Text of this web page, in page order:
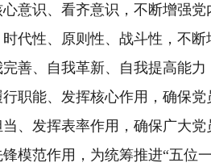
心意识、看齐意识，不断增强党
代性、原则性、战斗性，不断
善、自我革新、自我提高能力
职能、发挥核心作用，确保党
、发挥表率作用，确保广大党
模范作用，为统筹推进“五位